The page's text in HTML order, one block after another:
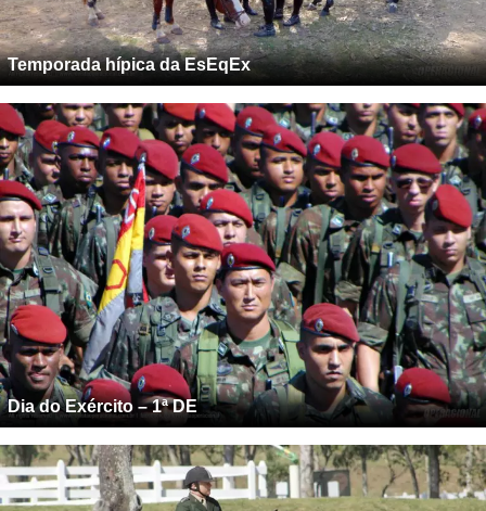
Temporada hípica da EsEqEx
Dia do Exército – 1ª DE